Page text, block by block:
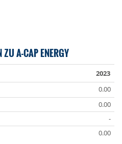
ZU A-CAP ENERGY
2023
0.00
0.00
-
0.00